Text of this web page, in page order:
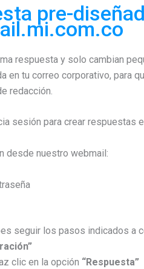
pre-
respuesta y solo cambian
en tu correo corporativo, para
redacción.
desde nuestro webmail:
seguir los pasos indicados a
clic en la opción “Respuesta”